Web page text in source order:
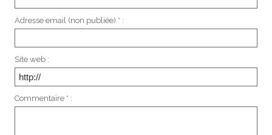
Adresse email (non publiée) * :
Site web :
Commentaire * :